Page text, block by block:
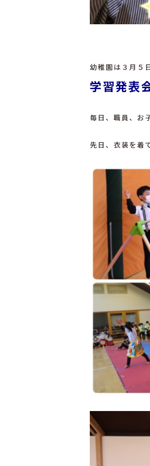
幼稚園は３月５
学習発表
毎日、職員、お
先日、衣装を着